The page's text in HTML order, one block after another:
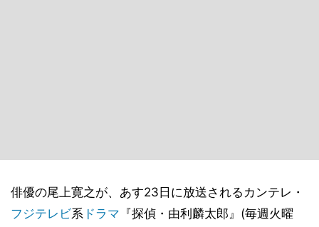
俳優の尾上寛之が、あす23日に放送されるカンテレ・
フジテレビ系 ドラマ 『探偵・由利麟太郎』(毎週火曜